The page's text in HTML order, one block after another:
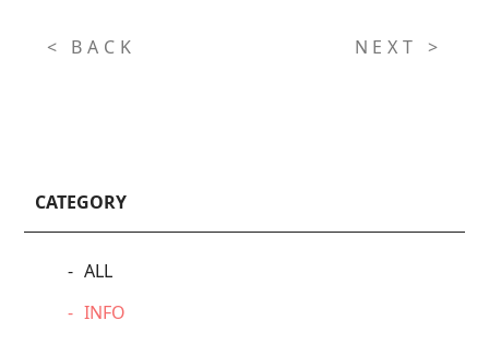
< BACK NEXT >
CATEGORY
ALL
INFO